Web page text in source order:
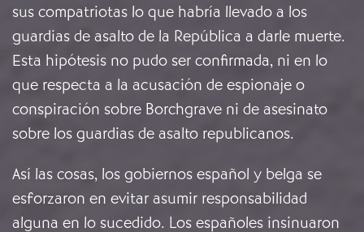
sus compatriotas lo que habría llevado a los
guardias de asalto de la República a darle muerte.
Esta hipótesis no pudo ser confirmada, ni en lo
que respecta a la acusación de espionaje o
conspiración sobre Borchgrave ni de asesinato
sobre los guardias de asalto republicanos.
Así las cosas, los gobiernos español y belga se
esforzaron en evitar asumir responsabilidad
alguna en lo sucedido. Los españoles insinuaron